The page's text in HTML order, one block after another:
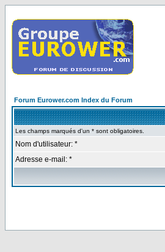
Forum Eurower.com Index du Forum
Les champs marqués d'un * sont obligatoires.
Nom d'utilisateur: *
Adresse e-mail: *